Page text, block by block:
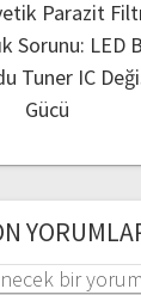
Parazit
Sorunu: LED
Tuner IC
Gücü
bir